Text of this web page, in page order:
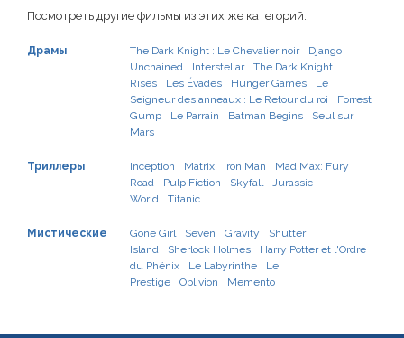
Посмотреть другие фильмы из этих же категорий:
Драмы The Dark Knight : Le Chevalier noir
Django
Unchained
Interstellar
The Dark Knight
Rises
Les Évadés Hunger Games
Le
Seigneur des anneaux : Le Retour du roi
Forrest
Gump
Le Parrain Batman Begins
Seul sur
Mars
Триллеры Inception Matrix Iron Man
Mad Max: Fury
Road
Pulp Fiction Skyfall
Jurassic
World
Titanic
Мистические Gone Girl Seven Gravity
Shutter
Island
Sherlock Holmes
Harry Potter et l'Ordre
du Phénix
Le Labyrinthe
Le
Prestige
Oblivion Memento